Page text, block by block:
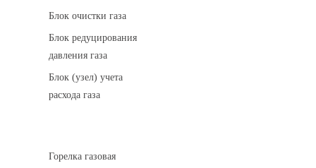
Блок очистки газа
Блок редуцирования
давления газа
Блок (узел) учета
расхода газа
Горелка газовая